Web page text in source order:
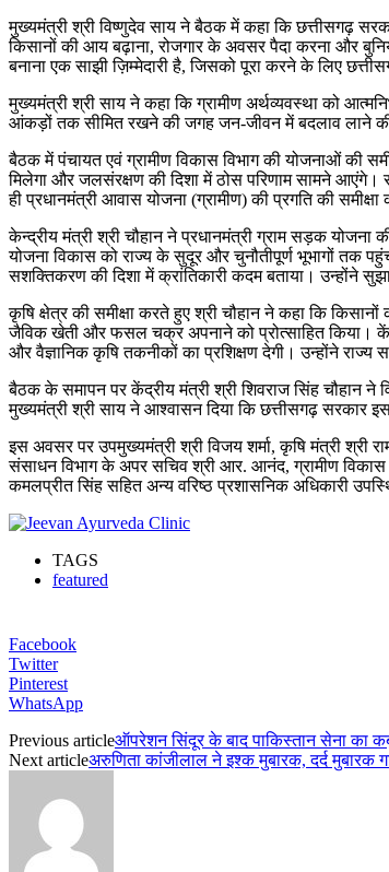
मुख्यमंत्री श्री विष्णुदेव साय ने बैठक में कहा कि छत्तीसगढ़
किसानों की आय बढ़ाना, रोजगार के अवसर पैदा करना और
बनाना एक साझी ज़िम्मेदारी है, जिसको पूरा करने के लिए
मुख्यमंत्री श्री साय ने कहा कि ग्रामीण अर्थव्यवस्था को
आंकड़ों तक सीमित रखने की जगह जन-जीवन में बदलाव लाने
बैठक में पंचायत एवं ग्रामीण विकास विभाग की योजनाओं की
मिलेगा और जलसंरक्षण की दिशा में ठोस परिणाम सामने आएंगे।
ही प्रधानमंत्री आवास योजना (ग्रामीण) की प्रगति की
केन्द्रीय मंत्री श्री चौहान ने प्रधानमंत्री ग्राम सड़क योजना
योजना विकास को राज्य के सुदूर और चुनौतीपूर्ण भूभागों तक
सशक्तिकरण की दिशा में क्रांतिकारी कदम बताया। उन्होंने
कृषि क्षेत्र की समीक्षा करते हुए श्री चौहान ने कहा कि
जैविक खेती और फसल चक्र अपनाने को प्रोत्साहित किया। केंद्र
और वैज्ञानिक कृषि तकनीकों का प्रशिक्षण देगी। उन्होंने
बैठक के समापन पर केंद्रीय मंत्री श्री शिवराज सिंह चौहान ने
मुख्यमंत्री श्री साय ने आश्वासन दिया कि छत्तीसगढ़
इस अवसर पर उपमुख्यमंत्री श्री विजय शर्मा, कृषि मंत्री श्री
संसाधन विभाग के अपर सचिव श्री आर. आनंद, ग्रामीण विकास
कमलप्रीत सिंह सहित अन्य वरिष्ठ प्रशासनिक अधिकारी
TAGS
featured
Facebook
Twitter
Pinterest
WhatsApp
Previous articleऑपरेशन सिंदूर के बाद पाकिस्तान सेना का
Next articleअरुणिता कांजीलाल ने इश्क मुबारक, दर्द